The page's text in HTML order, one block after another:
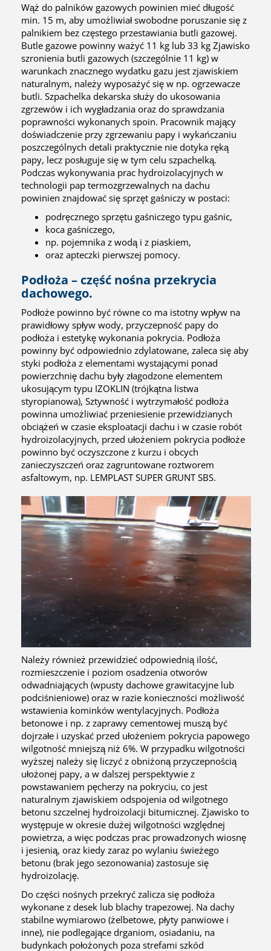
Wąż do palników gazowych powinien mieć długość
min. 15 m, aby umożliwiał swobodne poruszanie się z
palnikiem bez częstego przestawiania butli gazowej.
Butle gazowe powinny ważyć 11 kg lub 33 kg Zjawisko
szronienia butli gazowych (szczególnie 11 kg) w
warunkach znacznego wydatku gazu jest zjawiskiem
naturalnym, należy wyposażyć się w np. ogrzewacze
butli. Szpachelka dekarska służy do ukosowania
zgrzewów i ich wygładzania oraz do sprawdzania
poprawności wykonanych spoin. Pracownik mający
doświadczenie przy zgrzewaniu papy i wykańczaniu
poszczególnych detali praktycznie nie dotyka ręką
papy, lecz posługuje się w tym celu szpachelką.
Podczas wykonywania prac hydroizolacyjnych w
technologii pap termozgrzewalnych na dachu
powinien znajdować się sprzęt gaśniczy w postaci:
podręcznego sprzętu gaśniczego typu gaśnic,
koca gaśniczego,
np. pojemnika z wodą i z piaskiem,
oraz apteczki pierwszej pomocy.
Podłoża – część nośna przekrycia
dachowego.
Podłoże powinno być równe co ma istotny wpływ na
prawidłowy spływ wody, przyczepność papy do
podłoża i estetykę wykonania pokrycia. Podłoża
powinny być odpowiednio zdylatowane, zaleca się aby
styki podłoża z elementami wystającymi ponad
powierzchnię dachu były złagodzone elementem
ukosującym typu IZOKLIN (trójkątna listwa
styropianowa), Sztywność i wytrzymałość podłoża
powinna umożliwiać przeniesienie przewidzianych
obciążeń w czasie eksploatacji dachu i w czasie robót
hydroizolacyjnych, przed ułożeniem pokrycia podłoże
powinno być oczyszczone z kurzu i obcych
zanieczyszczeń oraz zagruntowane roztworem
asfaltowym, np. LEMPLAST SUPER GRUNT SBS.
Należy również przewidzieć odpowiednią ilość,
rozmieszczenie i poziom osadzenia otworów
odwadniających (wpusty dachowe grawitacyjne lub
podciśnieniowe) oraz w razie konieczności możliwość
wstawienia kominków wentylacyjnych. Podłoża
betonowe i np. z zaprawy cementowej muszą być
dojrzałe i uzyskać przed ułożeniem pokrycia papowego
wilgotność mniejszą niż 6%. W przypadku wilgotności
wyższej należy się liczyć z obniżoną przyczepnością
ułożonej papy, a w dalszej perspektywie z
powstawaniem pęcherzy na pokryciu, co jest
naturalnym zjawiskiem odspojenia od wilgotnego
betonu szczelnej hydroizolacji bitumicznej. Zjawisko to
występuje w okresie dużej wilgotności względnej
powietrza, a więc podczas prac prowadzonych wiosnę
i jesienią, oraz kiedy zaraz po wylaniu świeżego
betonu (brak jego sezonowania) zastosuje się
hydroizolację.
Do części nośnych przekryć zalicza się podłoża
wykonane z desek lub blachy trapezowej. Na dachy
stabilne wymiarowo (żelbetowe, płyty panwiowe i
inne), nie podlegające drganiom, osiadaniu, na
budynkach położonych poza strefami szkód